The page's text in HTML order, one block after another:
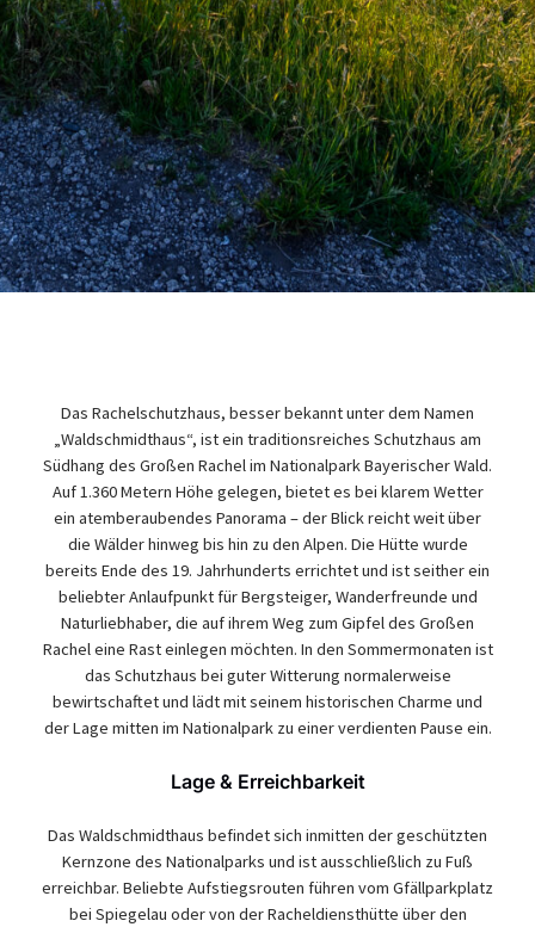
Das Rachelschutzhaus, besser bekannt unter dem Namen
„Waldschmidthaus“, ist ein traditionsreiches Schutzhaus am
Südhang des Großen Rachel im Nationalpark Bayerischer Wald.
Auf 1.360 Metern Höhe gelegen, bietet es bei klarem Wetter
ein atemberaubendes Panorama – der Blick reicht weit über
die Wälder hinweg bis hin zu den Alpen. Die Hütte wurde
bereits Ende des 19. Jahrhunderts errichtet und ist seither ein
beliebter Anlaufpunkt für Bergsteiger, Wanderfreunde und
Naturliebhaber, die auf ihrem Weg zum Gipfel des Großen
Rachel eine Rast einlegen möchten. In den Sommermonaten ist
das Schutzhaus bei guter Witterung normalerweise
bewirtschaftet und lädt mit seinem historischen Charme und
der Lage mitten im Nationalpark zu einer verdienten Pause ein.
Lage & Erreichbarkeit
Das Waldschmidthaus befindet sich inmitten der geschützten
Kernzone des Nationalparks und ist ausschließlich zu Fuß
erreichbar. Beliebte Aufstiegsrouten führen vom Gfällparkplatz
bei Spiegelau oder von der Racheldiensthütte über den